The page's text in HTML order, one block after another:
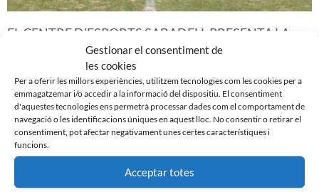
Gestionar el consentiment de
les cookies
Per a oferir les millors experiències, utilitzem tecnologies com les cookies per a
emmagatzemar i/o accedir a la informació del dispositiu. El consentiment
d'aquestes tecnologies ens permetrà processar dades com el comportament de
navegació o les identificacions úniques en aquest lloc. No consentir o retirar el
consentiment, pot afectar negativament unes certes característiques i
funcions.
Acceptar totes
EL CENTRE D’ESPORTS SABADELL PRESENTA LA
IMATGE I ELS ACTES PER A COMMEMORAR ELS 120
17 de febrer de 2023
Leer más »